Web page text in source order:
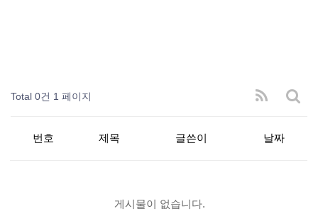
Total 0건 1 페이지
번호 제목 글쓴이 날짜
게시물이 없습니다.